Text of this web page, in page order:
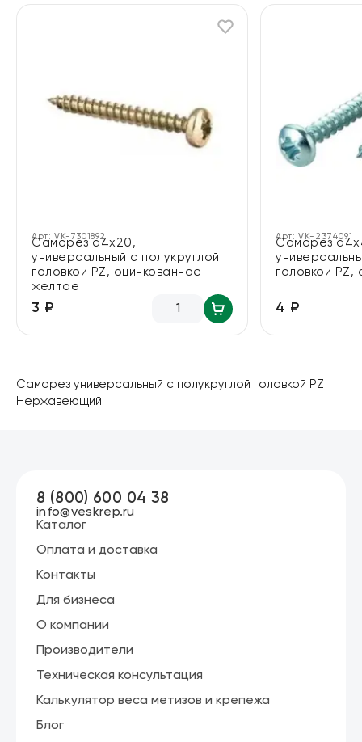
Арт: VK-7301892
Саморез d4х20,
универсальный с полукруглой
головкой PZ, оцинкованное
желтое
3 ₽
Арт:VK-2374091
Саморез
головкой PZ,
4 ₽
Саморез универсальный с полукруглой головкой PZ
Нержавеющий
Каталог
Оплата и доставка
Контакты
Для бизнеса
О компании
Производители
Техническая консультация
Калькулятор веса метизов и крепежа
Блог
8 (800) 600 04 38
info@veskrep.ru